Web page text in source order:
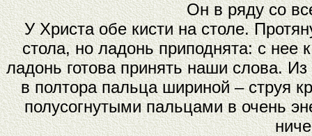
Он в ряду со
У Христа обе кисти на столе.
стола, но ладонь приподнята: с
ладонь готова принять наши слова.
в полтора пальца шириной – струя
полусогнутыми пальцами в очень